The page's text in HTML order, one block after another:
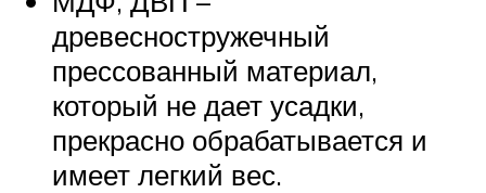
древесностружечный
прессованный материал,
который не дает усадки,
прекрасно обрабатывается и
имеет легкий вес.